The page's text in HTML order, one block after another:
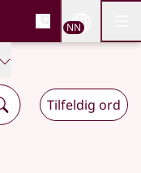
og
NN
Tilfeldig ord